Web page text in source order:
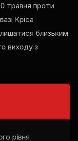
травня проти
Кріса
близьким
виходу з
рівня